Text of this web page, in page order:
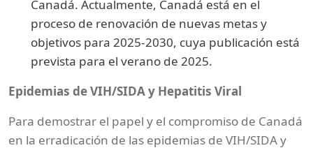
Canadá. Actualmente, Canadá está en el
proceso de renovación de nuevas metas y
objetivos para 2025-2030, cuya publicación está
prevista para el verano de 2025.
Epidemias de VIH/SIDA y Hepatitis Viral
Para demostrar el papel y el compromiso de Canadá
en la erradicación de las epidemias de VIH/SIDA y